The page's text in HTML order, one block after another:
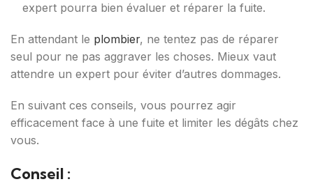
expert pourra bien évaluer et réparer la fuite.
En attendant le plombier, ne tentez pas de réparer
seul pour ne pas aggraver les choses. Mieux vaut
attendre un expert pour éviter d’autres dommages.
En suivant ces conseils, vous pourrez agir
efficacement face à une fuite et limiter les dégâts chez
vous.
Conseil :